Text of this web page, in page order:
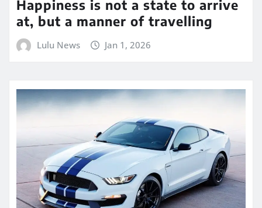
Happiness is not a state to arrive
at, but a manner of travelling
Lulu News Jan 1, 2026